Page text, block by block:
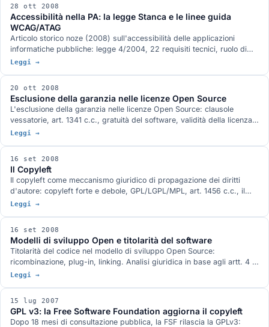
28 ott 2008
Accessibilità nella PA: la legge Stanca e le linee guida
WCAG/ATAG
Articolo storico noze (2008) sull'accessibilità delle applicazioni
informatiche pubbliche: legge 4/2004, 22 requisiti tecnici, ruolo di
Plone.
Leggi →
20 ott 2008
Esclusione della garanzia nelle licenze Open Source
L'esclusione della garanzia nelle licenze Open Source: clausole
vessatorie, art. 1341 c.c., gratuità del software, validità della licenza
shrinkwrap, sentenza del Tribunale di Bolzano 145/05.
Leggi →
16 set 2008
Il Copyleft
Il copyleft come meccanismo giuridico di propagazione dei diritti
d'autore: copyleft forte e debole, GPL/LGPL/MPL, art. 1456 c.c., il
caso Netfilter vs. Sitecom.
Leggi →
16 set 2008
Modelli di sviluppo Open e titolarità del software
Titolarità del codice nel modello di sviluppo Open Source:
ricombinazione, plug-in, linking. Analisi giuridica in base agli artt. 4 e
7 della legge 633/1941 sul diritto d'autore, modelli Cathedral e
Leggi →
15 lug 2007
GPL v3: la Free Software Foundation aggiorna il copyleft
Dopo 18 mesi di consultazione pubblica, la FSF rilascia la GPLv3: